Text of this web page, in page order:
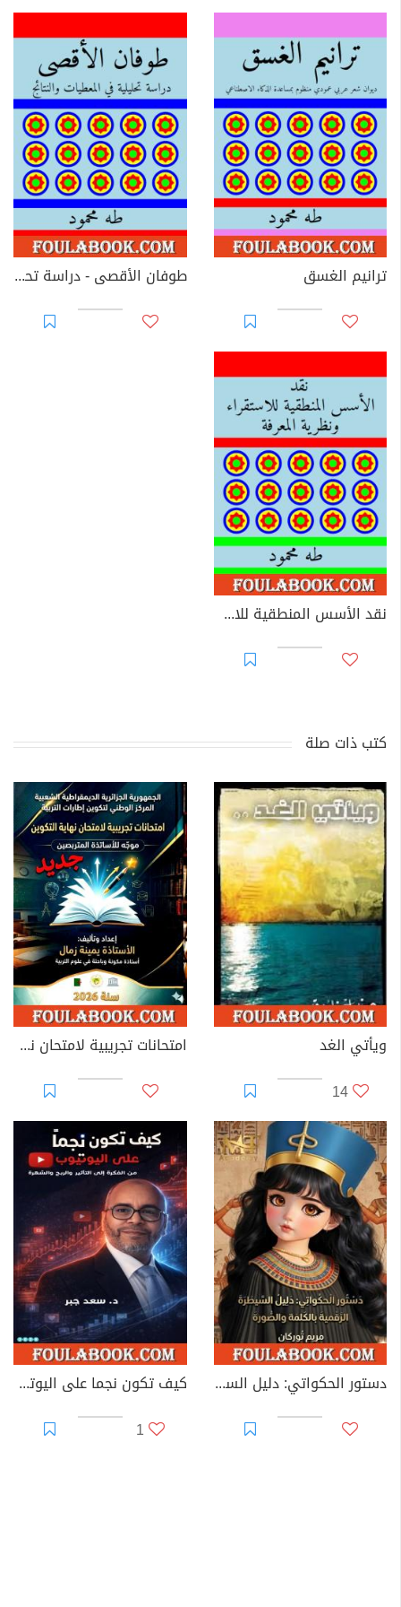
ترانيم الغسق طوفان الأقصى - دراسة تحليلية في المعطيات والنتائج
نقد الأسس المنطقية للاستقراء ونظرية المعرفة
كتب ذات صلة
ويأتي الغد
14
امتحانات تجريبية لامتحان نهاية التكوين – موجه للأساتذة المتربصين
دستور الحكواتي: دليل السيطرة الرقمية بالكلمة والصورة
كيف تكون نجما على اليوتيوب؟
1